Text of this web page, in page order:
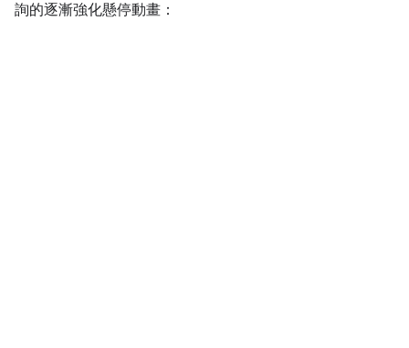
詢的逐漸強化懸停動畫：